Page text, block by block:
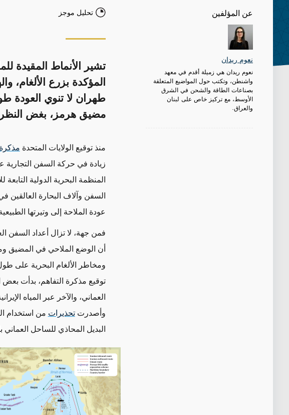
عن المؤلفين
نعوم ريدان
نعوم ريدان هي زميلة أقدم في معهد
واشنطن، وتكتب حول المواضيع المتعلقة
بصناعات الطاقة والشحن في الشرق
الأوسط، مع تركيز خاص على لبنان
والعراق.
تحليل موجز
تشير الأنماط المقيدة
المؤكدة بزرع الألغام،
طهران لا تنوي العودة
مضيق هرمز، بغض النظر
منذ توقيع الولايات المتحدة مذكرة
زيادة في حركة السفن
المنظمة البحرية الدولية التابعة
السفن وآلاف البحارة العالقين
عودة الملاحة إلى وتيرتها
فمن جهة، لا تزال أعداد السفن
أن الوضع الملاحي في المضيق
ومخاطر الألغام البحرية على
توقيع مذكرة التفاهم، بدأت
العماني، والآخر عبر المياه
وأصدرتتحذيرات من استخدام
البديل المحاذي للساحل